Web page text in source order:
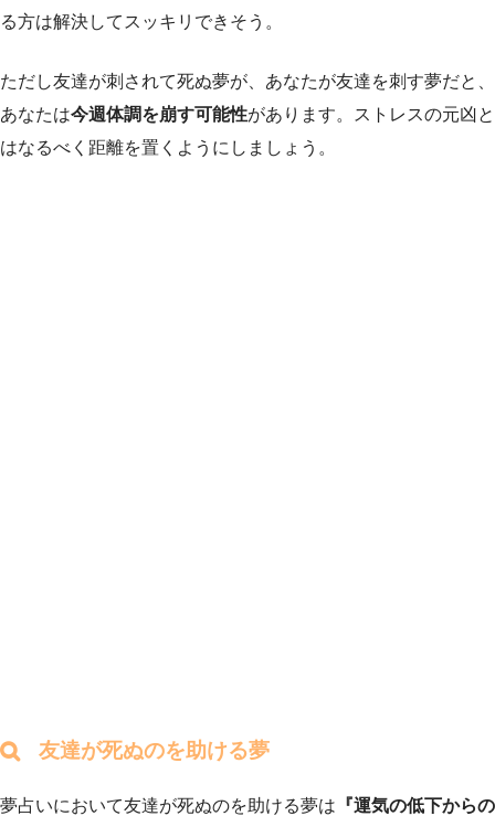
る方は解決してスッキリできそう。
ただし友達が刺されて死ぬ夢が、あなたが友達を刺す夢だと、
あなたは今週体調を崩す可能性があります。ストレスの元凶と
はなるべく距離を置くようにしましょう。
友達が死ぬのを助ける夢
夢占いにおいて友達が死ぬのを助ける夢は 『運気の低下からの